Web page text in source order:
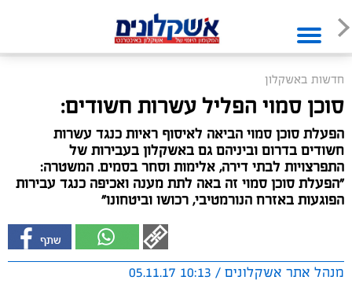
חדשות באשקלון
סוכן סמוי הפליל עשרות חשודים:
הפעלת סוכן סמוי הביאה לאיסוף ראיות כנגד עשרות
חשודים בדרום וביניהם גם באשקלון בעבירות של
התפרצויות לבתי דירה, אלימות וסחר בסמים. המשטרה:
"הפעלת סוכן סמוי זה באה לתת מענה ואכיפה כנגד עבירות
הפוגעות באזרח הנורמטיבי, רכושו וביטחונו"
מנהל אתר אשקלונים / 10:13 05.11.17